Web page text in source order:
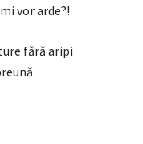
vor arde?!
fără aripi